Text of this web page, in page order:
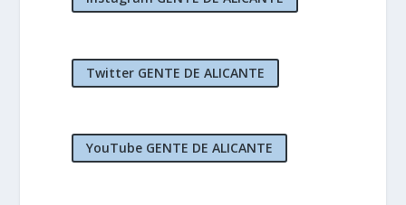
Twitter GENTE DE ALICANTE
YouTube GENTE DE ALICANTE